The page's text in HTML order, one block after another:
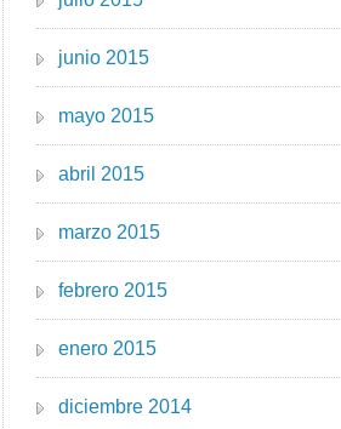
junio 2015
mayo 2015
abril 2015
marzo 2015
febrero 2015
enero 2015
diciembre 2014